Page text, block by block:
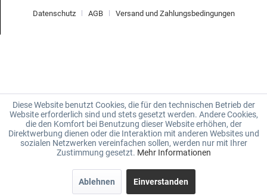
Datenschutz AGB Versand und Zahlungsbedingungen
Diese Website benutzt Cookies, die für den technischen Betrieb der
Website erforderlich sind und stets gesetzt werden. Andere Cookies,
die den Komfort bei Benutzung dieser Website erhöhen, der
Direktwerbung dienen oder die Interaktion mit anderen Websites und
sozialen Netzwerken vereinfachen sollen, werden nur mit Ihrer
Zustimmung gesetzt. Mehr Informationen
Ablehnen Einverstanden